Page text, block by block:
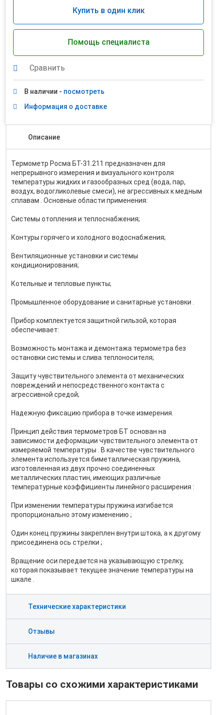
Купить в один клик
Помощь специалиста
Сравнить
В наличии - посмотреть
Информация о доставке
Описание
Термометр Росма БТ-31.211 предназначен для
непрерывного измерения и визуального контроля
температуры жидких и газообразных сред (вода, пар,
воздух, водогликолевые смеси), не агрессивных к медным
сплавам . Основные области применения:
Системы отопления и теплоснабжения;
Контуры горячего и холодного водоснабжения;
Вентиляционные установки и системы
кондиционирования;
Котельные и тепловые пункты;
Промышленное оборудование и санитарные установки .
Прибор комплектуется защитной гильзой, которая
обеспечивает:
Возможность монтажа и демонтажа термометра без
остановки системы и слива теплоносителя;
Защиту чувствительного элемента от механических
повреждений и непосредственного контакта с
агрессивной средой;
Надежную фиксацию прибора в точке измерения.
Принцип действия термометров БТ основан на
зависимости деформации чувствительного элемента от
измеряемой температуры . В качестве чувствительного
элемента используется биметаллическая пружина,
изготовленная из двух прочно соединенных
металлических пластин, имеющих различные
температурные коэффициенты линейного расширения :
При изменении температуры пружина изгибается
пропорционально этому изменению ;
Один конец пружины закреплен внутри штока, а к другому
присоединена ось стрелки ;
Вращение оси передается на указывающую стрелку,
которая показывает текущее значение температуры на
шкале .
Технические характеристики
Отзывы
Наличие в магазинах
Товары со схожими характеристиками